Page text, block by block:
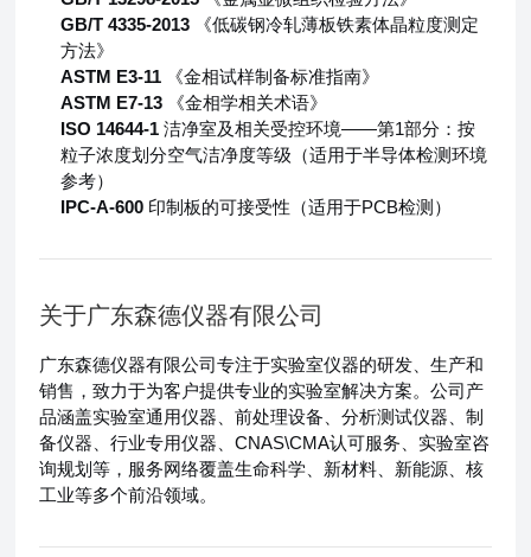
GB/T 4335-2013 《低碳钢冷轧薄板铁素体晶粒度测定
方法》
ASTM E3-11 《金相试样制备标准指南》
ASTM E7-13 《金相学相关术语》
ISO 14644-1 洁净室及相关受控环境——第1部分：按
粒子浓度划分空气洁净度等级（适用于半导体检测环境
参考）
IPC-A-600 印制板的可接受性（适用于PCB检测）
关于广东森德仪器有限公司
广东森德仪器有限公司专注于实验室仪器的研发、生产和
销售，致力于为客户提供专业的实验室解决方案。公司产
品涵盖实验室通用仪器、前处理设备、分析测试仪器、制
备仪器、行业专用仪器、CNAS\CMA认可服务、实验室咨
询规划等，服务网络覆盖生命科学、新材料、新能源、核
工业等多个前沿领域。